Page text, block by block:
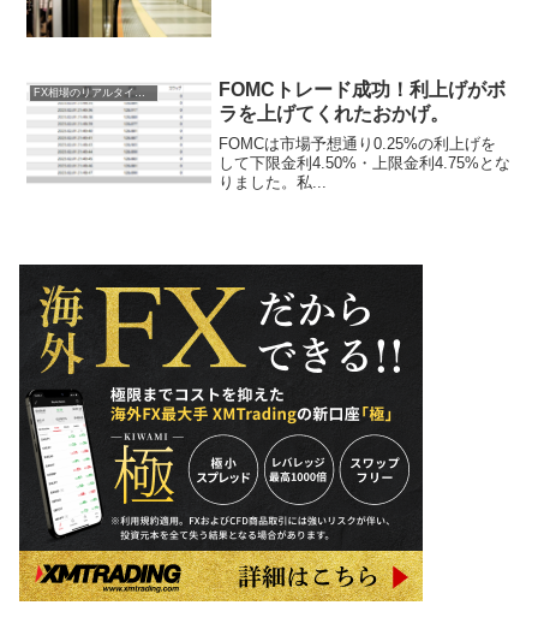
FX相場のリアルタイム情報
FOMCトレード成功！利上げがボ
ラを上げてくれたおかげ。
FOMCは市場予想通り0.25%の利上げを
して下限金利4.50%・上限金利4.75%とな
りました。私...